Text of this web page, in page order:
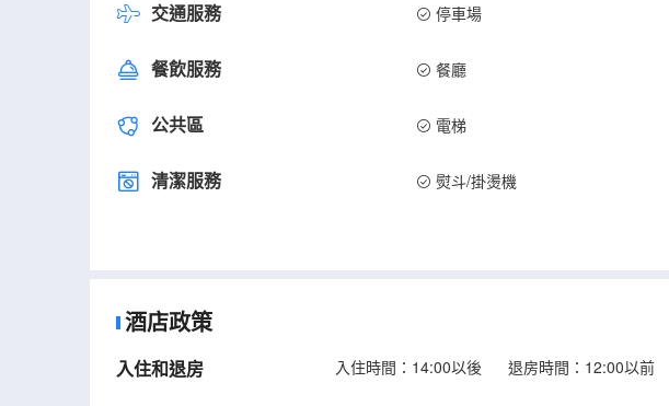
交通服務 停車場
餐飲服務 餐廳
公共區 電梯
清潔服務 熨斗/掛燙機
酒店政策
入住和退房 入住時間：14:00以後 退房時間：12:00以前